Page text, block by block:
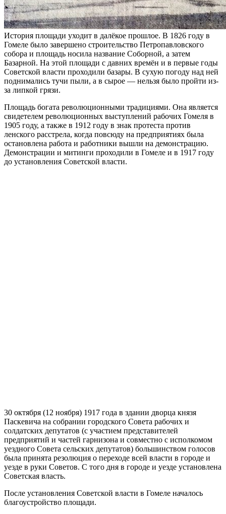
История площади уходит в далёкое прошлое. В 1826 году в
Гомеле было завершено строительство Петропавловского
собора и площадь носила название Соборной, а затем
Базарной. На этой площади с давних времён и в первые годы
Советской власти проходили базары. В сухую погоду над ней
поднимались тучи пыли, а в сырое — нельзя было пройти из-
за липкой грязи.
Площадь богата революционными традициями. Она является
свидетелем революционных выступлений рабочих Гомеля в
1905 году, а также в 1912 году в знак протеста против
ленского расстрела, когда повсюду на предприятиях была
остановлена работа и работники вышли на демонстрацию.
Демонстрации и митинги проходили в Гомеле и в 1917 году
до установления Советской власти.
30 октября (12 ноября) 1917 года в здании дворца князя
Паскевича на собрании городского Совета рабочих и
солдатских депутатов (с участием представителей
предприятий и частей гарнизона и совместно с исполкомом
уездного Совета сельских депутатов) большинством голосов
была принята резолюция о переходе всей власти в городе и
уезде в руки Советов. С того дня в городе и уезде установлена
Советская власть.
После установления Советской власти в Гомеле началось
благоустройство площади.